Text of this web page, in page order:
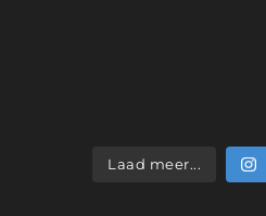
Laad meer...